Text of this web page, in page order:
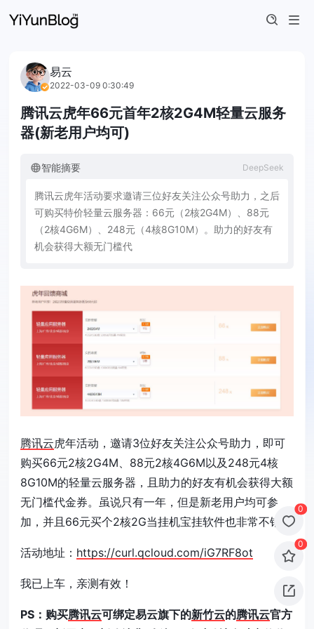
易云
2022-03-09 0:30:49
腾讯云虎年66元首年2核2G4M轻量云服务
器(新老用户均可)
智能摘要 DeepSeek
腾讯云虎年活动要求邀请三位好友关注公众号助力 ， 之 后
可购买特价轻量云服务器 ： 66元 （2核2G4M） 88元
（2核4G6M） 248元 （4核8G10M） 。 助力的好友有
机会获得大额无门槛代
腾讯云虎年活动，邀请3位好友关注公众号助力，即可
购买66元2核2G4M、88元2核4G6M以及248元4核
8G10M的轻量云服务器，且助力的好友有机会获得大额
无门槛代金券。虽说只有一年，但是新老用户均可参
加，并且66元买个2核2G当挂机宝挂软件也非常不错！
活动地址： https://curl.qcloud.com/iG7RF8ot
我已上车，亲测有效！
PS：购买腾讯云可绑定易云旗下的新竹云的腾讯云官方
0
0